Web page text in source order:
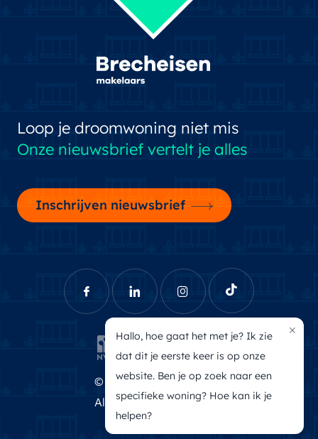
Loop je droomwoning niet mis
Onze nieuwsbrief vertelt je alles
Inschrijven nieuwsbrief
© Brecheisen Makelaars
Algemene voorwaarden
Privacyverklaring
×
Hallo, hoe gaat het met je? Ik zie
dat dit je eerste keer is op onze
website. Ben je op zoek naar een
specifieke woning? Hoe kan ik je
helpen?